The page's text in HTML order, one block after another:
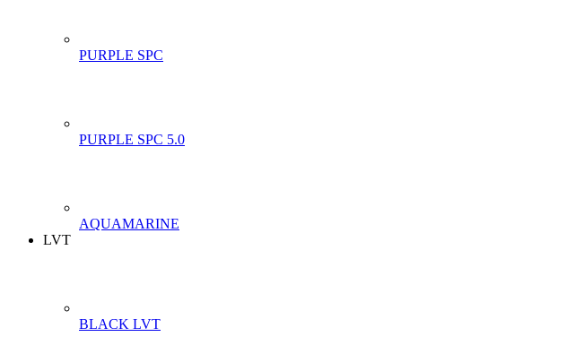
PURPLE SPC
PURPLE SPC 5.0
AQUAMARINE
LVT
BLACK LVT